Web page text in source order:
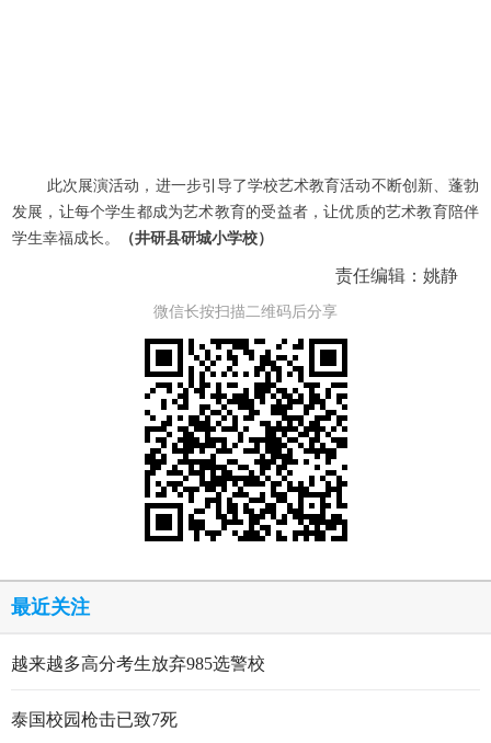
此次展演活动，进一步引导了学校艺术教育活动不断创新、蓬勃
发展，让每个学生都成为艺术教育的受益者，让优质的艺术教育陪伴
学生幸福成长。
（井研县研城小学校）
责任编辑：姚静
微信长按扫描二维码后分享
最近关注
越来越多高分考生放弃985选警校
泰国校园枪击已致7死